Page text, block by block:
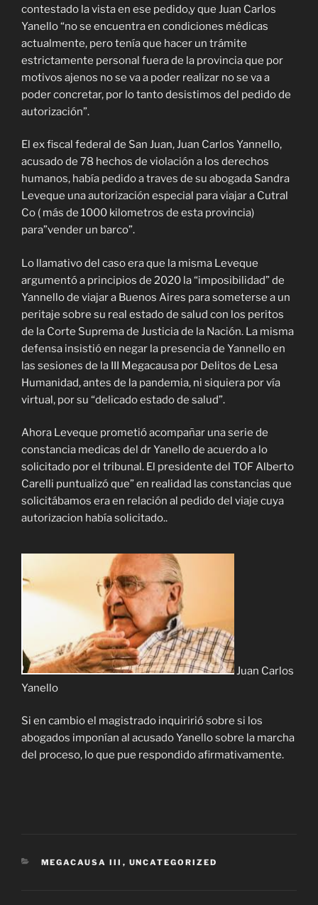
contestado la vista en ese pedido,y que Juan Carlos
Yanello “no se encuentra en condiciones médicas
actualmente, pero tenía que hacer un trámite
estrictamente personal fuera de la provincia que por
motivos ajenos no se va a poder realizar no se va a
poder concretar, por lo tanto desistimos del pedido de
autorización”.
El ex fiscal federal de San Juan, Juan Carlos Yannello,
acusado de 78 hechos de violación a los derechos
humanos, había pedido a traves de su abogada Sandra
Leveque una autorización especial para viajar a Cutral
Co ( más de 1000 kilometros de esta provincia)
para”vender un barco”.
Lo llamativo del caso era que la misma Leveque
argumentó a principios de 2020 la “imposibilidad” de
Yannello de viajar a Buenos Aires para someterse a un
peritaje sobre su real estado de salud con los peritos
de la Corte Suprema de Justicia de la Nación. La misma
defensa insistió en negar la presencia de Yannello en
las sesiones de la III Megacausa por Delitos de Lesa
Humanidad, antes de la pandemia, ni siquiera por vía
virtual, por su “delicado estado de salud”.
Ahora Leveque prometió acompañar una serie de
constancia medicas del dr Yanello de acuerdo a lo
solicitado por el tribunal. El presidente del TOF Alberto
Carelli puntualizó que” en realidad las constancias que
solicitábamos era en relación al pedido del viaje cuya
autorizacion había solicitado..
Juan Carlos
Yanello
Si en cambio el magistrado inquiririó sobre si los
abogados imponían al acusado Yanello sobre la marcha
del proceso, lo que pue respondido afirmativamente.
CATEGORÍAS
MEGACAUSA III , UNCATEGORIZED